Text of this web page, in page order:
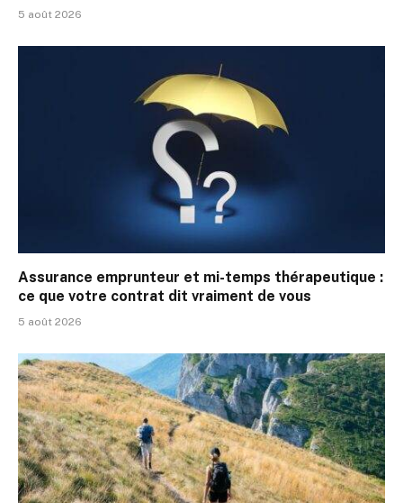
5 août 2026
Assurance emprunteur et mi-temps thérapeutique :
ce que votre contrat dit vraiment de vous
5 août 2026